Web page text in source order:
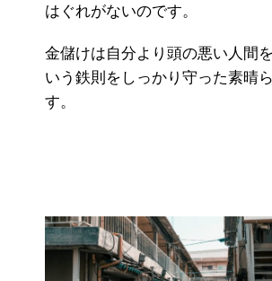
はぐれがないのです。
金儲けは自分より頭の悪い人間
いう鉄則をしっかり守った素晴
す。